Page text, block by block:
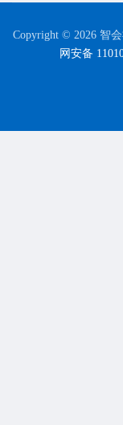
Copyright © 2026 智
网安备